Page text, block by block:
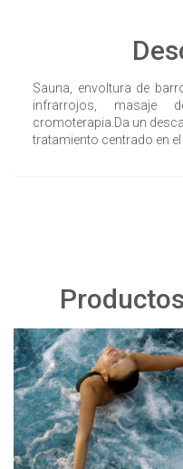
Sauna, envoltura de
infrarrojos, masaje
cromoterapia.Da un
tratamiento centrado en el